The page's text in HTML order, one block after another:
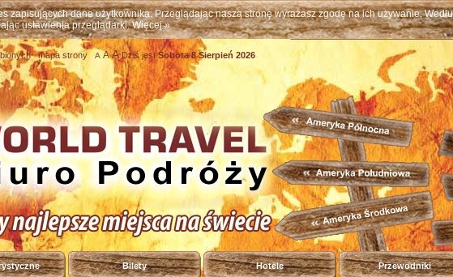
zapisujących dane użytkownika. Przeglądając naszą stronę wyrażasz zgodę na ich używanie.
ustawienia przeglądarki.Więcej »
mapa strony A A ADziś jestSobota 8 Sierpień 2026
Bilety Hotele Przewodniki